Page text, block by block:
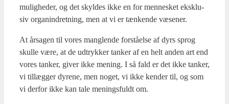
mu­lig­he­der, og det skyl­des ikke en for men­ne­sket eks­klu­
siv orga­nin­dret­ning, men at vi er tæn­ken­de væse­ner.
At årsa­gen til vores mang­len­de for­stå­el­se af dyrs sprog
skul­le være, at de udtryk­ker tan­ker af en helt anden art end
vores tan­ker, giver ikke mening. I så fald er det ikke tan­ker,
vi til­læg­ger dyre­ne, men noget, vi ikke ken­der til, og som
vi der­for ikke kan tale menings­fuldt om.